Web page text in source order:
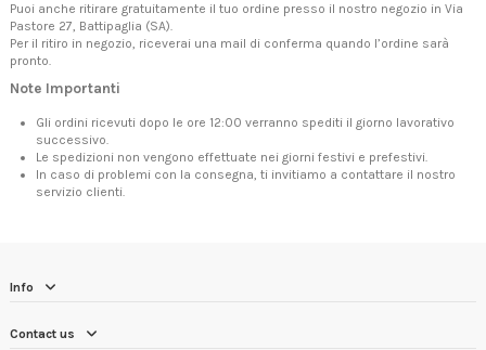
Puoi anche ritirare gratuitamente il tuo ordine presso il nostro negozio in Via
Pastore 27, Battipaglia (SA).
Per il ritiro in negozio, riceverai una mail di conferma quando l’ordine sarà
pronto.
Note Importanti
Gli ordini ricevuti dopo le ore 12:00 verranno spediti il giorno lavorativo
successivo.
Le spedizioni non vengono effettuate nei giorni festivi e prefestivi.
In caso di problemi con la consegna, ti invitiamo a contattare il nostro
servizio clienti.
Info
Contact us